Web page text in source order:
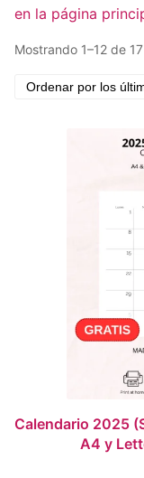
en la página
Mostrando 1–12 de
Calendario 2025
A4 y